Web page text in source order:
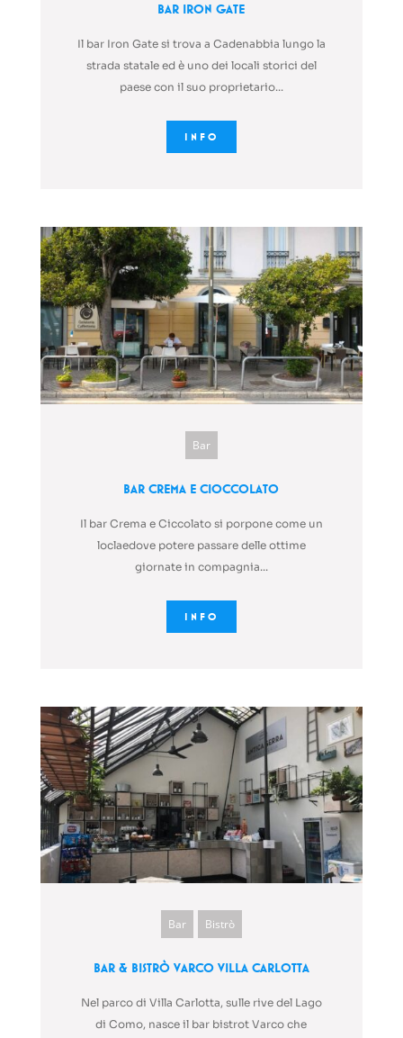
Bar Iron Gate
Il bar Iron Gate si trova a Cadenabbia lungo la
strada statale ed è uno dei locali storici del
paese con il suo proprietario...
INFO
Bar
Bar Crema e Cioccolato
Il bar Crema e Ciccolato si porpone come un
loclaedove potere passare delle ottime
giornate in compagnia...
INFO
Bar Bistrò
Bar & Bistrò Varco Villa Carlotta
Nel parco di Villa Carlotta, sulle rive del Lago
di Como, nasce il bar bistrot Varco che